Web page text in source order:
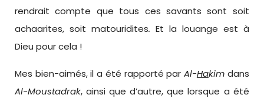
rendrait compte que tous ces savants sont soit
achaarites, soit matouridites. Et la louange est à
Dieu pour cela !
Mes bien-aimés, il a été rapporté par Al-Hakim dans
Al-Moustadrak, ainsi que d’autre, que lorsque a été